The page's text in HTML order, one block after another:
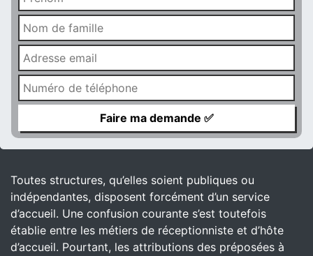
Toutes structures, qu’elles soient publiques ou
indépendantes, disposent forcément d’un service
d’accueil. Une confusion courante s’est toutefois
établie entre les métiers de réceptionniste et d’hôte
d’accueil. Pourtant, les attributions des préposées à